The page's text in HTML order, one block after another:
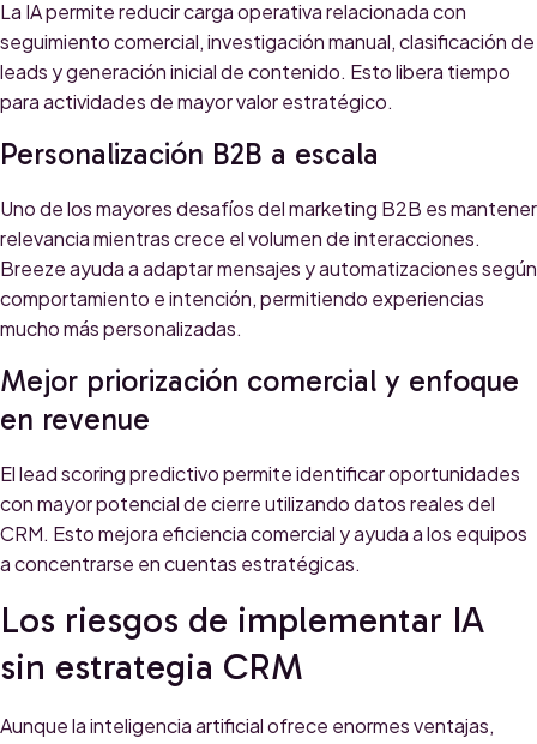
La IA permite reducir carga operativa relacionada con
seguimiento comercial, investigación manual, clasificación de
leads y generación inicial de contenido. Esto libera tiempo
para actividades de mayor valor estratégico.
Personalización B2B a escala
Uno de los mayores desafíos del marketing B2B es mantener
relevancia mientras crece el volumen de interacciones.
Breeze ayuda a adaptar mensajes y automatizaciones según
comportamiento e intención, permitiendo experiencias
mucho más personalizadas.
Mejor priorización comercial y enfoque
en revenue
El lead scoring predictivo permite identificar oportunidades
con mayor potencial de cierre utilizando datos reales del
CRM. Esto mejora eficiencia comercial y ayuda a los equipos
a concentrarse en cuentas estratégicas.
Los riesgos de implementar IA
sin estrategia CRM
Aunque la inteligencia artificial ofrece enormes ventajas,